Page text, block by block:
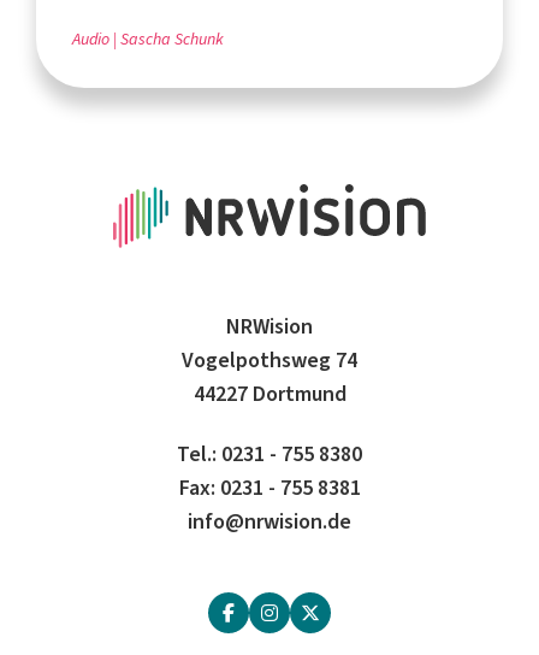
Audio Sascha Schunk
NRWision
Vogelpothsweg 74
44227 Dortmund
Tel.: 0231 - 755 8380
Fax: 0231 - 755 8381
info@nrwision.de